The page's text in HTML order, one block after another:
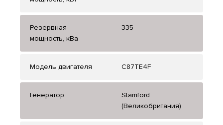
Резервная
мощность, кВа
335
Модель двигателя C87TE4F
Генератор
Stamford
(Великобритания)